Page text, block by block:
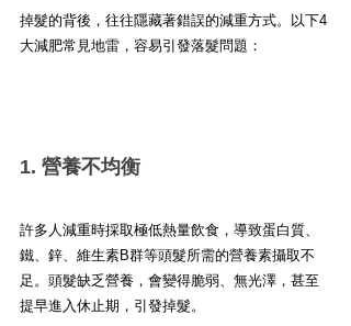
掉髮的背後，往往隱藏著錯誤的減重方式。以下4
大減肥常見地雷，容易引發落髮問題：
1. 營養不均衡
許多人減重時採取極低熱量飲食，導致蛋白質、
鐵、鋅、維生素B群等頭髮所需的營養素攝取不
足。頭髮缺乏營養，會變得脆弱、無光澤，甚至
提早進入休止期，引發掉髮。